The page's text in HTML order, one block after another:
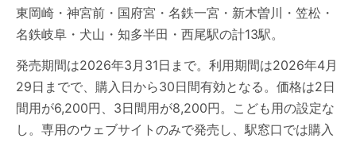
東岡崎・神宮前・国府宮・名鉄一宮・新木曽川・笠松・
名鉄岐阜・犬山・知多半田・西尾駅の計13駅。
発売期間は2026年3月31日まで。利用期間は2026年4月
29日までで、購入日から30日間有効となる。価格は2日
間用が6,200円、3日間用が8,200円。こども用の設定な
し。専用のウェブサイトのみで発売し、駅窓口では購入